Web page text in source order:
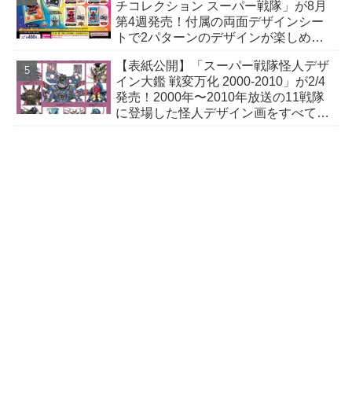
チコレクション スーパー戦隊」が8月
第4週発売！付属の両面デザインシー
トで2パターンのデザインが楽しめ
【表紙公開】「スーパー戦隊怪人デザ
イン大鑑 戦変万化 2000-2010」が2/4
発売！2000年〜2010年放送の11戦隊
に登場した怪人デザイン画をすべて掲